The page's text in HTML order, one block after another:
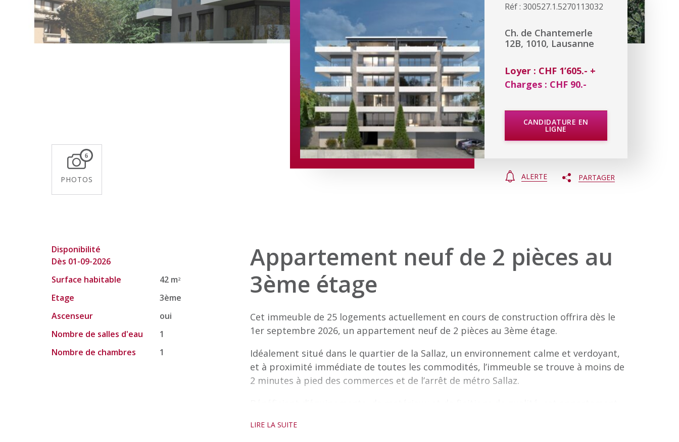
6
PHOTOS
Réf : 300527.1.5270113032
Ch. de Chantemerle
12B, 1010, Lausanne
Loyer : CHF 1’605.- +
Charges : CHF 90.-
CANDIDATURE EN
LIGNE
ALERTE PARTAGER
Disponibilité
Dès 01-09-2026
Surface habitable
42 m2
Etage
3ème
Ascenseur
oui
Nombre de salles d'eau
1
Nombre de chambres
1
Appartement neuf de 2 pièces au
3ème étage
Cet immeuble de 25 logements actuellement en cours de construction offrira dès le
1er septembre 2026, un appartement neuf de 2 pièces au 3ème étage.
Idéalement situé dans le quartier de la Sallaz, un environnement calme et verdoyant,
et à proximité immédiate de toutes les commodités, l’immeuble se trouve à moins de
2 minutes à pied des commerces et de l’arrêt de métro Sallaz.
agréable et répondant à tous leurs besoins.
LIRE LA SUITE